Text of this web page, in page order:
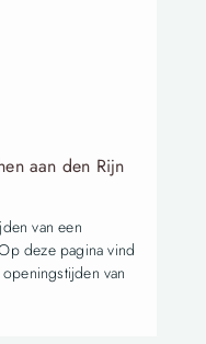
aan den Rijn
van een
deze pagina vind
van